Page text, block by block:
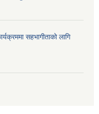
सहभागीताको लागि